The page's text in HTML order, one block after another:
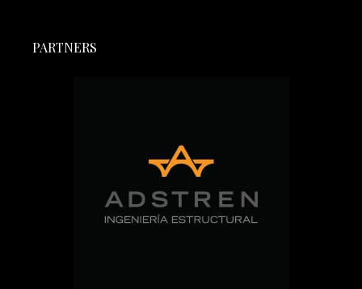
PARTNERS